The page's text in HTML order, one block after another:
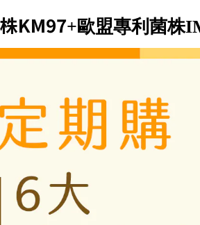
KM97+歐盟專利菌株